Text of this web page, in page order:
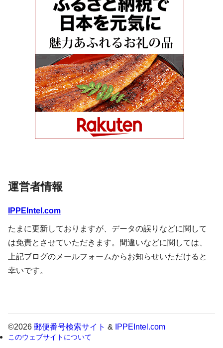
運営者情報
IPPEIntel.com
たまに更新しておりますが、データの誤りなどに関して
は免責とさせていただきます。間違いなどに関しては、
上記ブログのメールフォームからお知らせいただけると
幸いです。
©2026 郵便番号検索サイト & IPPEIntel.com
このウェブサイトについて